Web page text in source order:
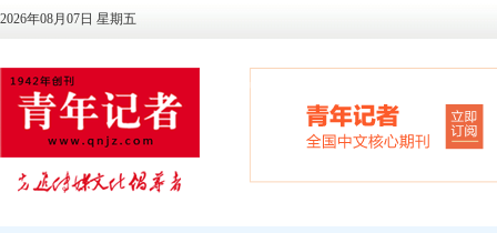
2026年08月07日 星期五